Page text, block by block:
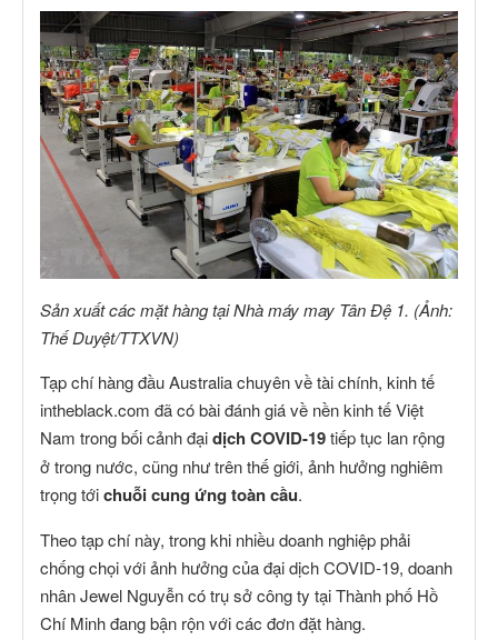
Sản xuất các mặt hàng tại Nhà máy may Tân Đệ 1. (Ảnh:
Thế Duyệt/TTXVN)
Tạp chí hàng đầu Australia chuyên về tài chính, kinh tế
intheblack.com đã có bài đánh giá về nền kinh tế Việt
Nam trong bối cảnh đạidịch COVID-19tiếp tục lan rộng
ở trong nước, cũng như trên thế giới, ảnh hưởng nghiêm
trọng tớichuỗi cung ứng toàn cầu.
Theo tạp chí này, trong khi nhiều doanh nghiệp phải
chống chọi với ảnh hưởng của đại dịch COVID-19, doanh
nhân Jewel Nguyễn có trụ sở công ty tại Thành phố Hồ
Chí Minh đang bận rộn với các đơn đặt hàng.